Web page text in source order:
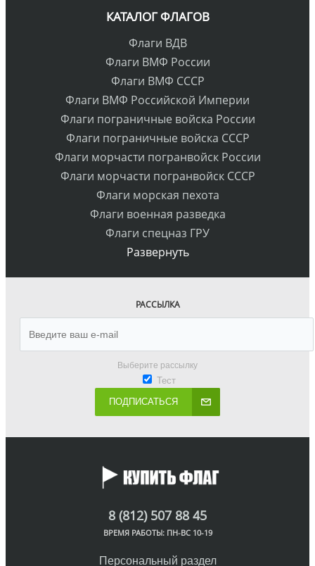
КАТАЛОГ ФЛАГОВ
Флаги ВДВ
Флаги ВМФ России
Флаги ВМФ СССР
Флаги ВМФ Российской Империи
Флаги пограничные войска России
Флаги пограничные войска СССР
Флаги морчасти погранвойск России
Флаги морчасти погранвойск СССР
Флаги морская пехота
Флаги военная разведка
Флаги спецназ ГРУ
Развернуть
РАССЫЛКА
Выберите рассылку
Тест
ПОДПИСАТЬСЯ
8 (812) 507 88 45
ВРЕМЯ РАБОТЫ: ПН-ВС 10-19
Персональный раздел